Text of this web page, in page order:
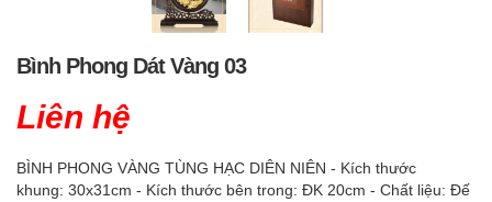
Bình Phong Dát Vàng 03
Liên hệ
BÌNH PHONG VÀNG TÙNG HẠC DIÊN NIÊN - Kích thước
khung: 30x31cm - Kích thước bên trong: ĐK 20cm - Chất liệu: Đế